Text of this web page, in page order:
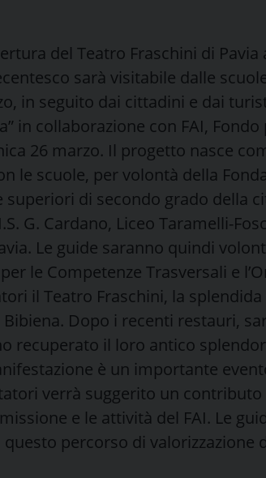
del Teatro Fraschini di Pavia
sarà visitabile dalle
in seguito dai cittadini e dai
in collaborazione con FAI, Fondo
26 marzo. Il progetto nasce
le scuole, per volontà della
superiori di secondo grado della
G. Cardano, Liceo Taramelli-
Le guide saranno quindi
le Competenze Trasversali e
il Teatro Fraschini, la
Dopo i recenti restauri,
recuperato il loro antico
è un importante
verrà suggerito un
e le attività del FAI. Le
percorso di valorizzazione